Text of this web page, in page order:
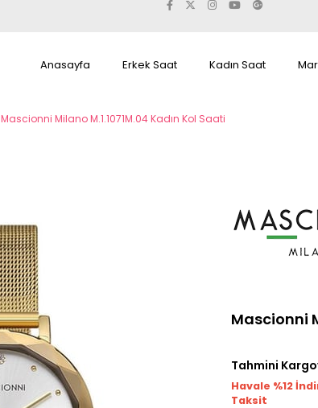
Anasayfa Erkek Saat Kadın Saat
Mascionni Milano M.1.1071M.04 Kadın Kol Saati
Mascionni
Tahmini
Havale %12
Taksit